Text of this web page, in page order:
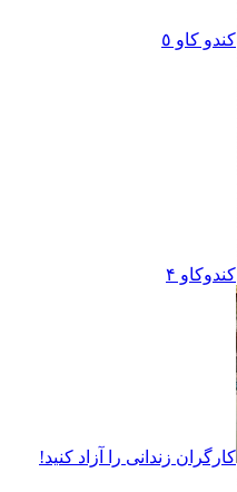
کندو کاو ٥
کندوکاو ۴
کارگران زندانى را آزاد کنيد!